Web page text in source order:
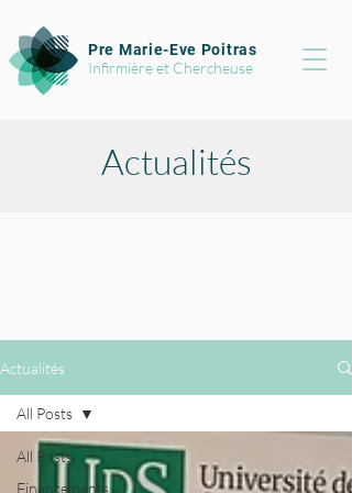
Pre Marie-Eve Poitras
Infirmière et Chercheuse
Actualités
Actualités
All Posts
Financements
All Posts